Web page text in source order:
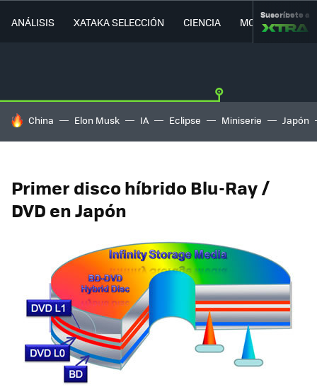
ANÁLISIS XATAKA SELECCIÓN CIENCIA MOVILIDAD
Suscríbete a
HOY SE HABLA DE
China Elon Musk IA Eclipse Miniserie Japón
Primer disco híbrido Blu-Ray /
DVD en Japón